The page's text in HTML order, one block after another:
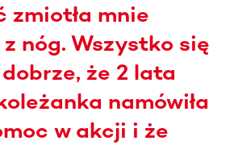
zmiotła mnie
nóg. Wszystko się
że 2 lata
namówiła
w akcji i że